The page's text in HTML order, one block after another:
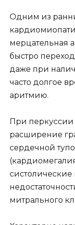
Одним из
мерцательная
быстро
даже при
часто долгое
аритмию.
При
расширение
сердечной
митрального